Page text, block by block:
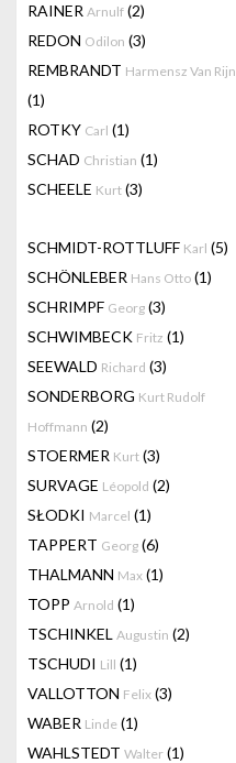
RAINER Arnulf (2)
REDON Odilon (3)
REMBRANDT Harmensz Van Rijn
(1)
ROTKY Carl (1)
SCHAD Christian (1)
SCHEELE Kurt (3)
SCHMIDT-ROTTLUFF Karl (5)
SCHÖNLEBER Hans Otto (1)
SCHRIMPF Georg (3)
SCHWIMBECK Fritz (1)
SEEWALD Richard (3)
SONDERBORG Kurt Rudolf
Hoffmann (2)
STOERMER Kurt (3)
SURVAGE Léopold (2)
SŁODKI Marcel (1)
TAPPERT Georg (6)
THALMANN Max (1)
TOPP Arnold (1)
TSCHINKEL Augustin (2)
TSCHUDI Lill (1)
VALLOTTON Felix (3)
WABER Linde (1)
WAHLSTEDT Walter (1)